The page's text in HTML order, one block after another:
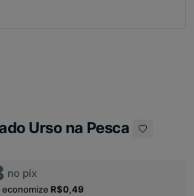
Urso na Pesca
no pix
economize R$0,49